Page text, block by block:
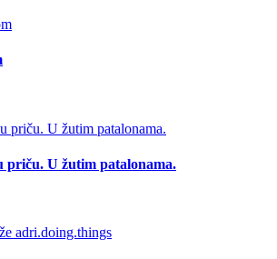
priču. U žutim patalonama.